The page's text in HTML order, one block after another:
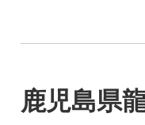
鹿児島県